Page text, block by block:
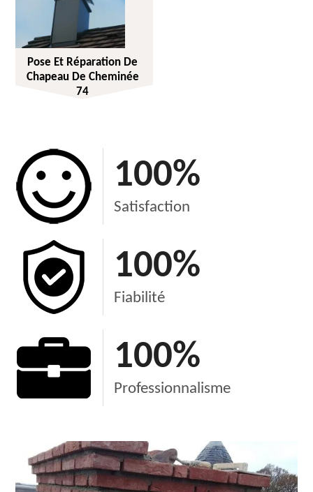
Pose Et Réparation De
Chapeau De Cheminée
74
100%
Satisfaction
100%
Fiabilité
100%
Professionnalisme